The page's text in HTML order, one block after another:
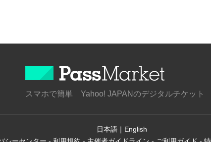
スマホで簡単 Yahoo! JAPANのデジタルチケット
日本語 ｜ English